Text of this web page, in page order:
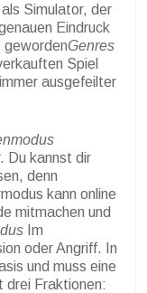
Simulator, der
Eindruck
gewordenGenres
Spiel
ausgefeilter
. Du kannst dir
denn
kann online
mitmachen und
Im
oder Angriff. In
und muss eine
drei Fraktionen: